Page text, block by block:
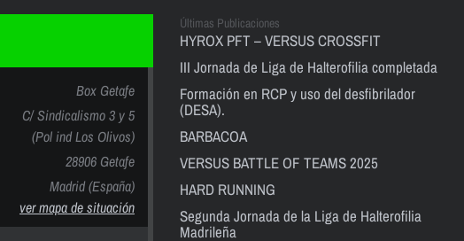
Box Getafe
C/ Sindicalismo 3 y 5
(Pol ind Los Olivos)
28906 Getafe
Madrid (España)
ver mapa de situación
Últimas Publicaciones
HYROX PFT – VERSUS CROSSFIT
III Jornada de Liga de Halterofilia completada
Formación en RCP y uso del desfibrilador
(DESA).
BARBACOA
VERSUS BATTLE OF TEAMS 2025
HARD RUNNING
Segunda Jornada de la Liga de Halterofilia
Madrileña